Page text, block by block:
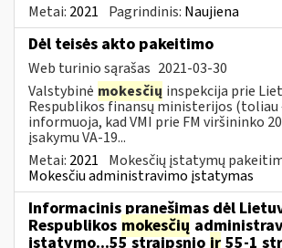
Metai: 2021 Pagrindinis: Naujiena
Dėl teisės akto pakeitimo
Web turinio sąrašas 2021-03-30
Valstybinė mokesčių inspekcija prie
Respublikos finansų ministerijos (toliau
informuoja, kad VMI prie FM viršininko
įsakymu VA-19...
Metai: 2021 Mokesčių įstatymų
Mokesčiu administravimo įstatymas
Informacinis pranešimas dėl
Respublikos mokesčių
įstatymo...55 straipsnio ir 55-1